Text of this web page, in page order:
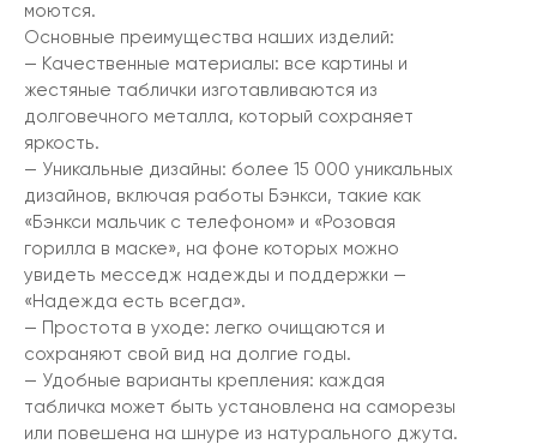
моются.
Основные преимущества наших изделий:
— Качественные материалы: все картины и
жестяные таблички изготавливаются из
долговечного металла, который сохраняет
яркость.
— Уникальные дизайны: более 15 000 уникальных
дизайнов, включая работы Бэнкси, такие как
«Бэнкси мальчик с телефоном» и «Розовая
горилла в маске», на фоне которых можно
увидеть месседж надежды и поддержки —
«Надежда есть всегда».
— Простота в уходе: легко очищаются и
сохраняют свой вид на долгие годы.
— Удобные варианты крепления: каждая
табличка может быть установлена на саморезы
или повешена на шнуре из натурального джута.